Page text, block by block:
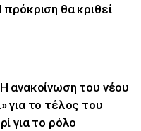
θα κριθεί
ανακοίνωση του νέου
για το τέλος του
για το ρόλο